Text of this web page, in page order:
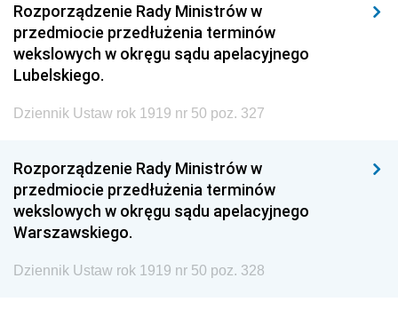
Rozporządzenie Rady Ministrów w
przedmiocie przedłużenia terminów
wekslowych w okręgu sądu apelacyjnego
Lubelskiego.
Dziennik Ustaw rok 1919 nr 50 poz. 327
Rozporządzenie Rady Ministrów w
przedmiocie przedłużenia terminów
wekslowych w okręgu sądu apelacyjnego
Warszawskiego.
Dziennik Ustaw rok 1919 nr 50 poz. 328